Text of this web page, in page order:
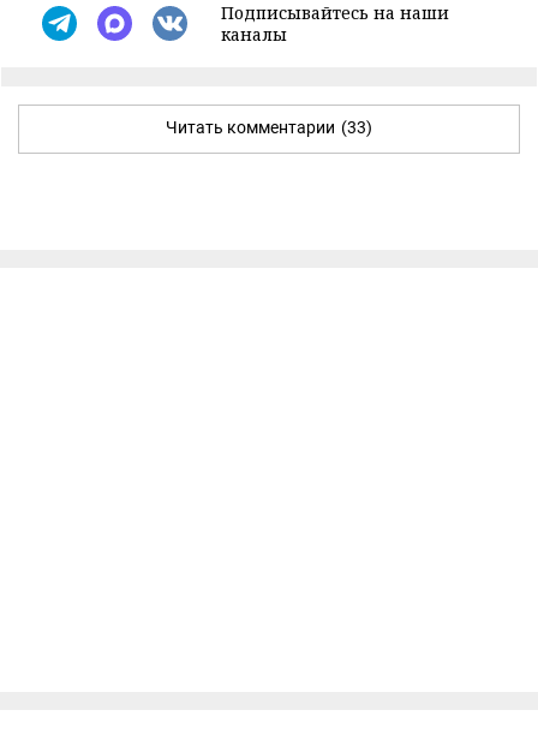
Подписывайтесь на наши
каналы
Читать комментарии (33)